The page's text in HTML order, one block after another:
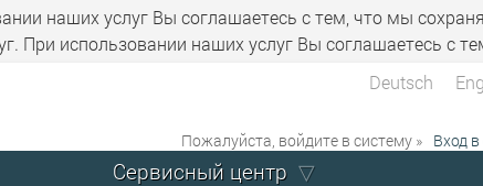
наших услуг Вы соглашаетесь с тем, что мы
При использовании наших услуг Вы соглашаетесь с
Deutsch
Пожалуйста, войдите в систему » Вход
Сервисный центр